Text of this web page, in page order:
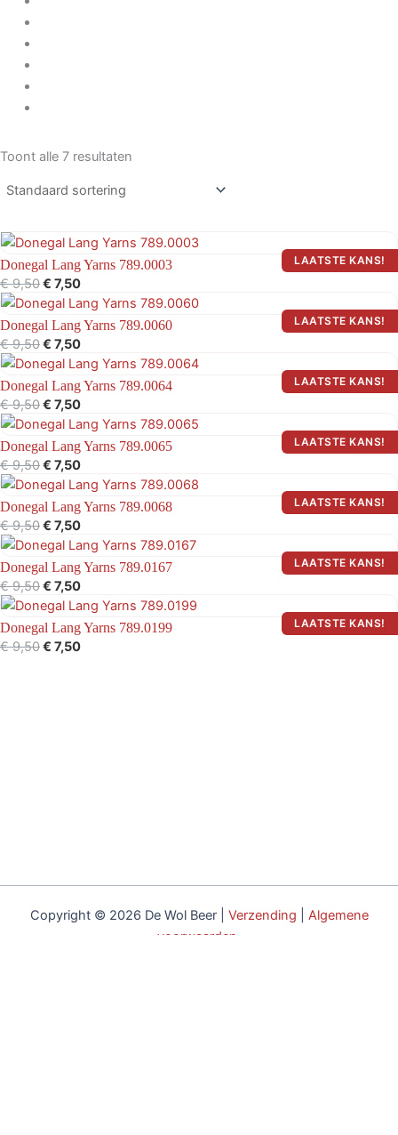
Toont alle 7 resultaten
Donegal Lang Yarns 789.0003
€9,50
Oorspronkelijke
prijs
was:
€ 9,50.
€ 7,50
Huidige
prijs
is:
€ 7,50.
Donegal Lang Yarns 789.0060
€9,50
Oorspronkelijke
prijs
was:
€ 9,50.
€ 7,50
Huidige
prijs
is:
€ 7,50.
Donegal Lang Yarns 789.0064
€9,50
Oorspronkelijke
prijs
was:
€ 9,50.
€ 7,50
Huidige
prijs
is:
€ 7,50.
Donegal Lang Yarns 789.0065
€9,50
Oorspronkelijke
prijs
was:
€ 9,50.
€ 7,50
Huidige
prijs
is:
€ 7,50.
Donegal Lang Yarns 789.0068
€9,50
Oorspronkelijke
prijs
was:
€ 9,50.
€ 7,50
Huidige
prijs
is:
€ 7,50.
Donegal Lang Yarns 789.0167
€9,50
Oorspronkelijke
prijs
was:
€ 9,50.
€ 7,50
Huidige
prijs
is:
€ 7,50.
Donegal Lang Yarns 789.0199
€9,50
Oorspronkelijke
prijs
was:
€ 9,50.
€ 7,50
Huidige
prijs
is:
€ 7,50.
Copyright © 2026 De Wol Beer | Verzending
Algemene
voorwaarden